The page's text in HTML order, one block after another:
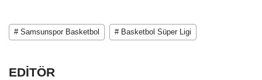
# Samsunspor Basketbol # Basketbol Süper Ligi
EDİTÖR